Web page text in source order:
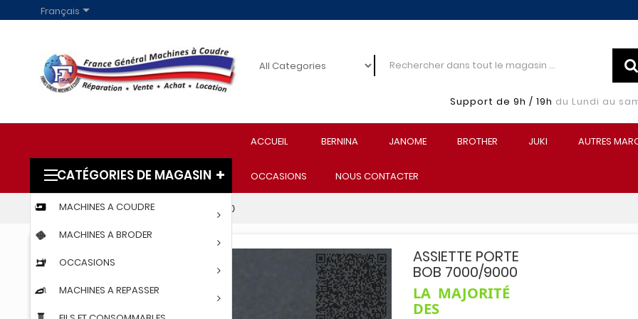
Français
Support de 9h / 19h du Lundi au
ACCUEIL BERNINA JANOME BROTHER JUKI AUTRES
OCCASIONS NOUS CONTACTER
CATÉGORIES DE MAGASIN
MACHINES A COUDRE
MACHINES A BRODER
OCCASIONS
MACHINES A REPASSER
Accueil ASSIETTE PORTE BOB 7000/9000
ASSIETTE PORTE
BOB 7000/9000
LA MAJORITÉ
DES